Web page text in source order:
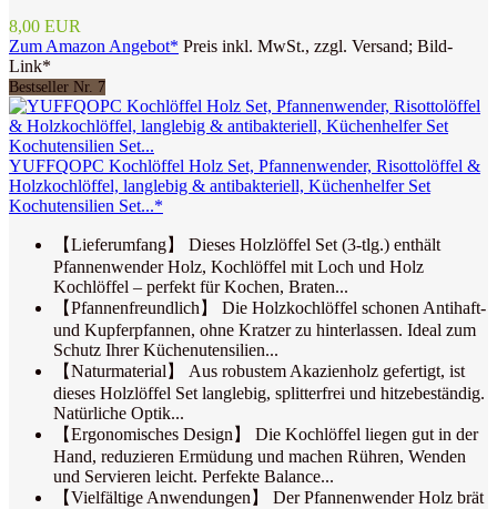
8,00 EUR
Zum Amazon Angebot* Preis inkl. MwSt., zzgl. Versand; Bild-
Link*
Bestseller Nr. 7
YUFFQOPC Kochlöffel Holz Set, Pfannenwender, Risottolöffel &
Holzkochlöffel, langlebig & antibakteriell, Küchenhelfer Set
Kochutensilien Set...*
【Lieferumfang】 Dieses Holzlöffel Set (3-tlg.) enthält
Pfannenwender Holz, Kochlöffel mit Loch und Holz
Kochlöffel – perfekt für Kochen, Braten...
【Pfannenfreundlich】 Die Holzkochlöffel schonen Antihaft-
und Kupferpfannen, ohne Kratzer zu hinterlassen. Ideal zum
Schutz Ihrer Küchenutensilien...
【Naturmaterial】 Aus robustem Akazienholz gefertigt, ist
dieses Holzlöffel Set langlebig, splitterfrei und hitzebeständig.
Natürliche Optik...
【Ergonomisches Design】 Die Kochlöffel liegen gut in der
Hand, reduzieren Ermüdung und machen Rühren, Wenden
und Servieren leicht. Perfekte Balance...
【Vielfältige Anwendungen】 Der Pfannenwender Holz brät